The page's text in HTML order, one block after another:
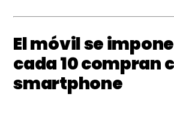
El móvil se
cada 10 compran
smartphone